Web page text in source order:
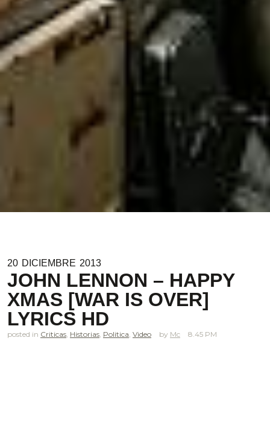
20 DICIEMBRE 2013
JOHN LENNON – HAPPY
XMAS [WAR IS OVER]
LYRICS HD
posted in Criticas Historias Politica Video Mc 8.45 PM